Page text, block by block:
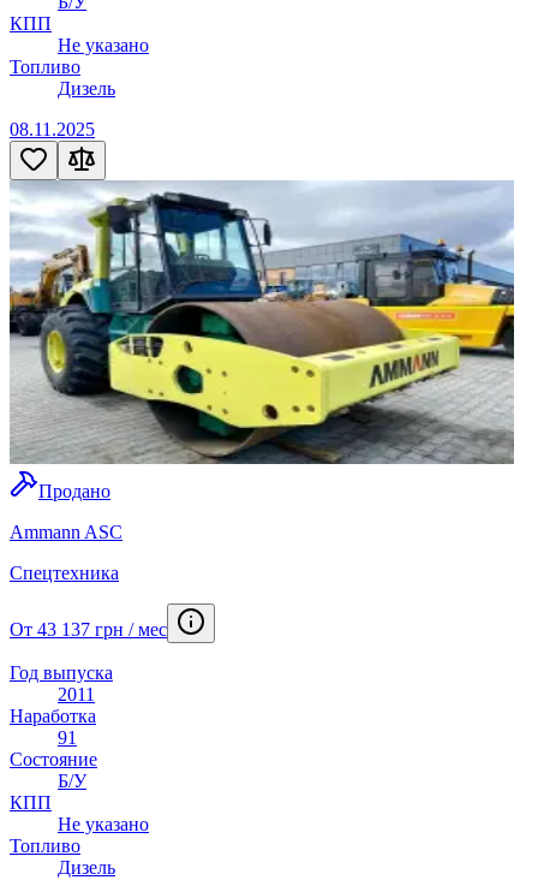
КПП
Не указано
Топливо
Дизель
08.11.2025
Продано
Ammann ASC
Спецтехника
От 43 137 грн / мес
Год выпуска
2011
Наработка
91
Состояние
Б/У
КПП
Не указано
Топливо
Дизель